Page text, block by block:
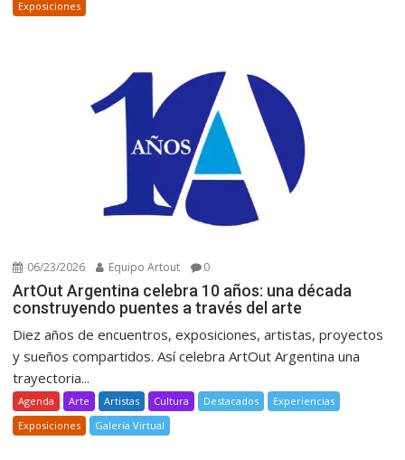
Exposiciones
06/23/2026 Equipo Artout 0
ArtOut Argentina celebra 10 años: una década
construyendo puentes a través del arte
Diez años de encuentros, exposiciones, artistas, proyectos
y sueños compartidos. Así celebra ArtOut Argentina una
trayectoria...
Agenda Arte Artistas Cultura Destacados
Experiencias
Exposiciones
Galería Virtual